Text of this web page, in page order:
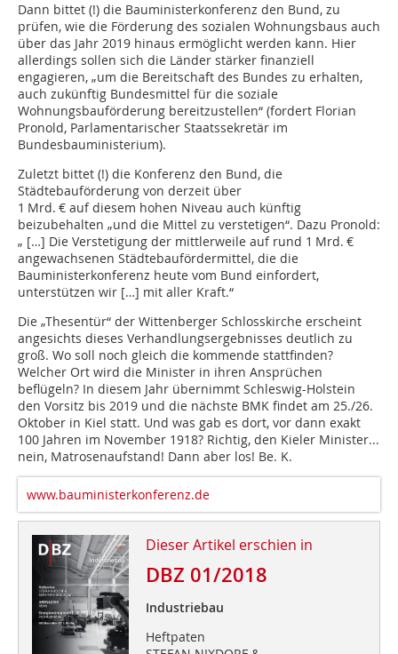
Dann bittet (!) die Bauministerkonferenz den Bund, zu
prüfen, wie die Förderung des sozialen Wohnungsbaus auch
über das Jahr 2019 hinaus ermöglicht werden kann. Hier
allerdings sollen sich die Länder stärker finanziell
engagieren, „um die Bereitschaft des Bundes zu erhalten,
auch zukünftig Bundesmittel für die soziale
Wohnungsbauförderung bereitzustellen“ (fordert Florian
Pronold, Parlamentarischer Staatssekretär im
Bundesbauministerium).
Zuletzt bittet (!) die Konferenz den Bund, die
Städtebauförderung von derzeit über
1 Mrd. € auf diesem hohen Niveau auch künftig
beizubehalten „und die Mittel zu verstetigen“. Dazu Pronold:
„ […] Die Verstetigung der mittlerweile auf rund 1 Mrd. €
angewachsenen Städtebaufördermittel, die die
Bauministerkonferenz heute vom Bund einfordert,
unterstützen wir […] mit aller Kraft.“
Die „Thesentür“ der Wittenberger Schlosskirche erscheint
angesichts dieses Verhandlungsergebnisses deutlich zu
groß. Wo soll noch gleich die kommende stattfinden?
Welcher Ort wird die Minister in ihren Ansprüchen
beflügeln? In diesem Jahr übernimmt Schleswig-Holstein
den Vorsitz bis 2019 und die nächste BMK findet am 25./26.
Oktober in Kiel statt. Und was gab es dort, vor dann exakt
100 Jahren im November 1918? Richtig, den Kieler Minister...
nein, Matrosenaufstand! Dann aber los! Be. K.
www.bauministerkonferenz.de
Dieser Artikel erschien in
DBZ 01/2018
Industriebau
Heftpaten